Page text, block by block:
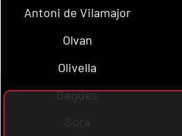
Antoni de Vilamajor
Olvan
Olivella
Begues
Sora